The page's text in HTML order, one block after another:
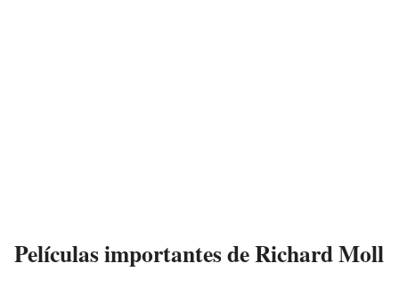
Películas importantes de Richard Moll